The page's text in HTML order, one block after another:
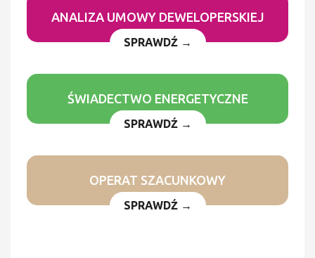
ANALIZA UMOWY DEWELOPERSKIEJ
SPRAWDŹ →
ŚWIADECTWO ENERGETYCZNE
SPRAWDŹ →
OPERAT SZACUNKOWY
SPRAWDŹ →